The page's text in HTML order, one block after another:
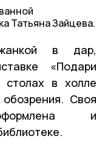
Татьяна Зайцева.
в дар,
«Подари
в холле
Своя
и